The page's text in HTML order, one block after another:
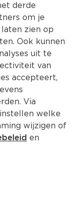
derde
om je
zien op
Ook kunnen
uit te
van
accepteert,
Via
welke
wijzigen of
en